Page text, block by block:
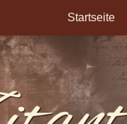
Startseite